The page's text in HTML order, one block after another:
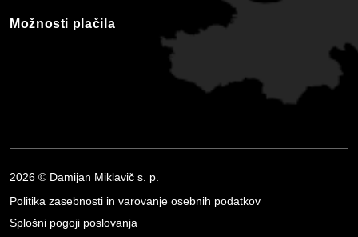
Možnosti plačila
2026 © Damijan Miklavič s. p.
Politika zasebnosti in varovanje osebnih podatkov
Splošni pogoji poslovanja